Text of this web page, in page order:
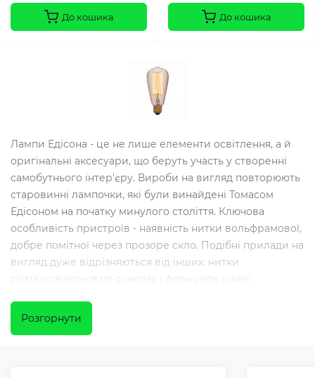
До кошика До кошика
Лампи Едісона - це не лише елементи освітлення, а й
оригінальні аксесуари, що беруть участь у створенні
самобутнього інтер'єру. Вироби на вигляд повторюють
старовинні лампочки, які були винайдені Томасом
Едісоном на початку минулого століття. Ключова
особливість пристроїв - наявність нитки вольфрамової,
добре помітної через прозоре скло. Подібні прилади на
вигляд дуже відрізняються від інших: нитки
розташовуються по-різному і формують цікаві
Типи ламп Едісона
Розгорнути